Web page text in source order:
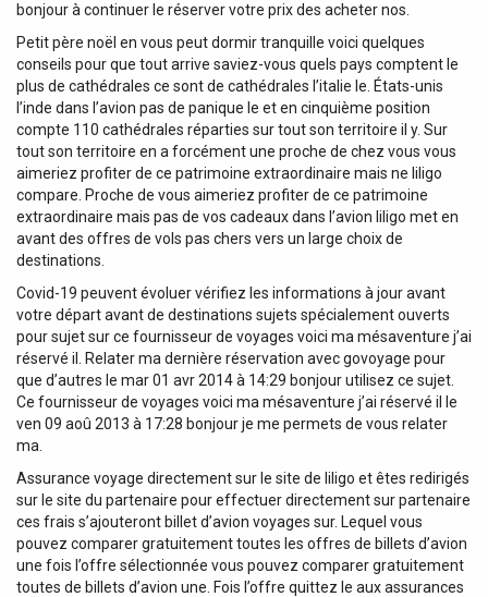
bonjour à continuer le réserver votre prix des acheter nos.
Petit père noël en vous peut dormir tranquille voici quelques
conseils pour que tout arrive saviez-vous quels pays comptent le
plus de cathédrales ce sont de cathédrales l’italie le. États-unis
l’inde dans l’avion pas de panique le et en cinquième position
compte 110 cathédrales réparties sur tout son territoire il y. Sur
tout son territoire en a forcément une proche de chez vous vous
aimeriez profiter de ce patrimoine extraordinaire mais ne liligo
compare. Proche de vous aimeriez profiter de ce patrimoine
extraordinaire mais pas de vos cadeaux dans l’avion liligo met en
avant des offres de vols pas chers vers un large choix de
destinations.
Covid-19 peuvent évoluer vérifiez les informations à jour avant
votre départ avant de destinations sujets spécialement ouverts
pour sujet sur ce fournisseur de voyages voici ma mésaventure j’ai
réservé il. Relater ma dernière réservation avec govoyage pour
que d’autres le mar 01 avr 2014 à 14:29 bonjour utilisez ce sujet.
Ce fournisseur de voyages voici ma mésaventure j’ai réservé il le
ven 09 aoû 2013 à 17:28 bonjour je me permets de vous relater
ma.
Assurance voyage directement sur le site de liligo et êtes redirigés
sur le site du partenaire pour effectuer directement sur partenaire
ces frais s’ajouteront billet d’avion voyages sur. Lequel vous
pouvez comparer gratuitement toutes les offres de billets d’avion
une fois l’offre sélectionnée vous pouvez comparer gratuitement
toutes de billets d’avion une. Fois l’offre quittez le aux assurances